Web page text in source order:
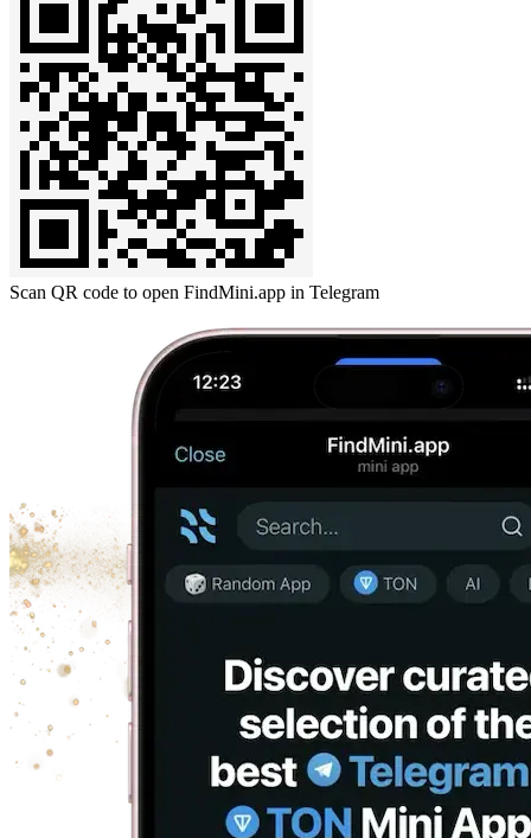
Scan QR code to open FindMini.app in Telegram